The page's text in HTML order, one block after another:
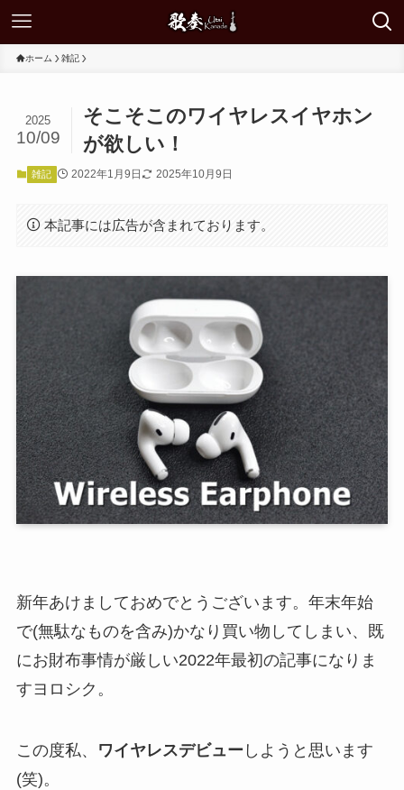
ホーム 雑記
そこそこのワイヤレスイヤホン
が欲しい！
2025
10/09
雑記 2022年1月9日 2025年10月9日
本記事には広告が含まれております。
新年あけましておめでとうございます。年末年始
で(無駄なものを含み)かなり買い物してしまい、既
にお財布事情が厳しい2022年最初の記事になりま
すヨロシク。
この度私、 ワイヤレスデビュー しようと思います
(笑)。